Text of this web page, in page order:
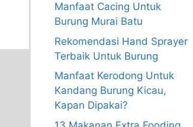
Manfaat Cacing Untuk
Burung Murai Batu
Rekomendasi Hand Sprayer
Terbaik Untuk Burung
Manfaat Kerodong Untuk
Kandang Burung Kicau,
Kapan Dipakai?